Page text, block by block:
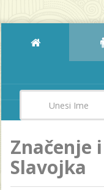
Značenje
Slavojka